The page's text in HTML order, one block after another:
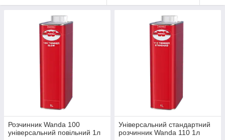
Розчинник Wanda 100
універсальний повільний 1л
Універсальний стандартний
розчинник Wanda 110 1л